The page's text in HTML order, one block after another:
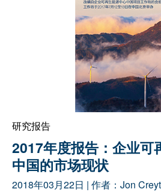
研究报告
2017年度报告：企业可
中国的市场现状
2018年03月22日 | 作者： Jon